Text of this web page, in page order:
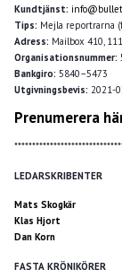
Kundtjänst:
Tips: Mejla reportrarna
Adress: Mailbox 410,
Organisationsnummer:
Bankgiro: 5840–5473
Utgivningsbevis: 2021-
Prenumerera
LEDARSKRIBENTER
Mats Skogkär
Klas Hjort
Dan Korn
FASTA KRÖNIKÖRER